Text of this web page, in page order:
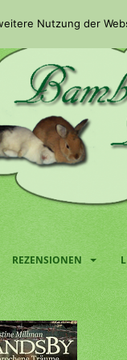
REZENSIONEN
Nutzung der